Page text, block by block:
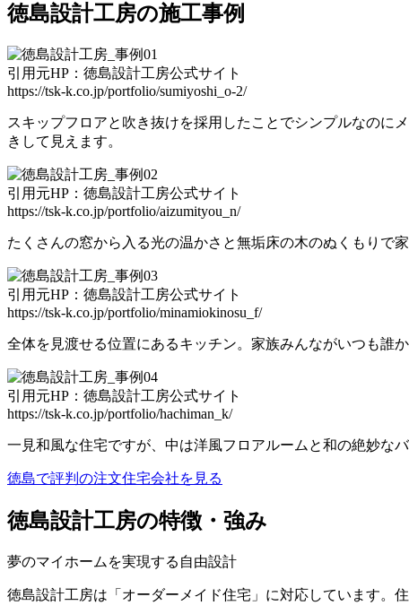
徳島設計工房の施工事例
引用元HP：徳島設計工房公式サイト
https://tsk-k.co.jp/portfolio/sumiyoshi_o-2/
スキップフロアと吹き抜けを採用したことでシンプルなのに
きして見えます。
引用元HP：徳島設計工房公式サイト
https://tsk-k.co.jp/portfolio/aizumityou_n/
たくさんの窓から入る光の温かさと無垢床の木のぬくもりで
引用元HP：徳島設計工房公式サイト
https://tsk-k.co.jp/portfolio/minamiokinosu_f/
全体を見渡せる位置にあるキッチン。家族みんながいつも誰
引用元HP：徳島設計工房公式サイト
https://tsk-k.co.jp/portfolio/hachiman_k/
一見和風な住宅ですが、中は洋風フロアルームと和の絶妙な
徳島で評判の注文住宅会社を見る
徳島設計工房の特徴・強み
夢のマイホームを実現する自由設計
徳島設計工房は「オーダーメイド住宅」に対応しています。